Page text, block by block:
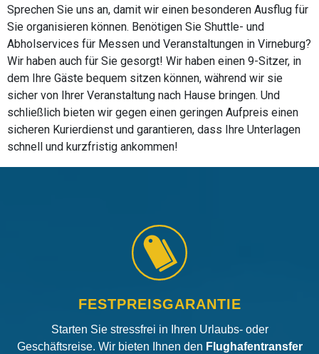
Sprechen Sie uns an, damit wir einen besonderen Ausflug für
Sie organisieren können. Benötigen Sie Shuttle- und
Abholservices für Messen und Veranstaltungen in Virneburg?
Wir haben auch für Sie gesorgt! Wir haben einen 9-Sitzer, in
dem Ihre Gäste bequem sitzen können, während wir sie
sicher von Ihrer Veranstaltung nach Hause bringen. Und
schließlich bieten wir gegen einen geringen Aufpreis einen
sicheren Kurierdienst und garantieren, dass Ihre Unterlagen
schnell und kurzfristig ankommen!
FESTPREISGARANTIE
Starten Sie stressfrei in Ihren Urlaubs- oder
Geschäftsreise. Wir bieten Ihnen den Flughafentransfer